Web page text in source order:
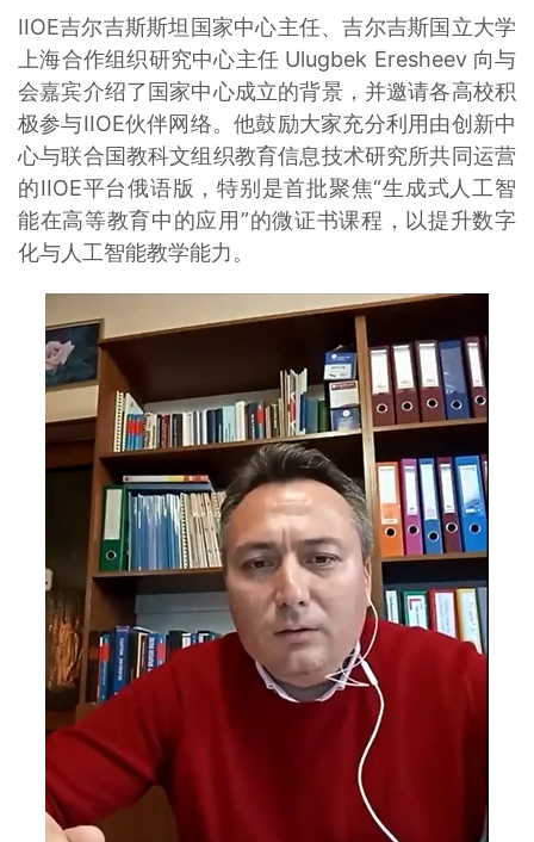
IIOE吉尔吉斯斯坦国家中心主任、吉尔吉斯国立大学
上海合作组织研究中心主任 Ulugbek Eresheev 向与
会嘉宾介绍了国家中心成立的背景，并邀请各高校积
极参与IIOE伙伴网络。他鼓励大家充分利用由创新中
心与联合国教科文组织教育信息技术研究所共同运营
的IIOE平台俄语版，特别是首批聚焦“生成式人工智
能在高等教育中的应用”的微证书课程，以提升数字
化与人工智能教学能力。